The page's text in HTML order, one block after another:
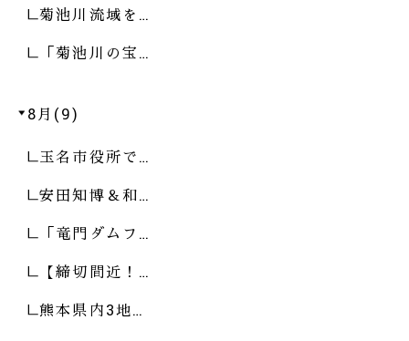
菊池川流域を…
「菊池川の宝…
8月(9)
玉名市役所で…
安田知博＆和…
「竜門ダムフ…
【締切間近！…
熊本県内3地…